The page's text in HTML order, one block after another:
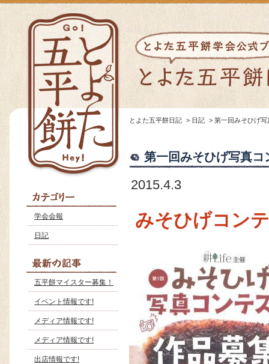
学会会報
日記
五平餅マイスター募集！
イベント情報です!
メディア情報です!
メディア情報です!
出店情報です!
とよた五平餅日記 > 日記 > 第一回みそひげ
第一回みそひげ写真
2015.4.3
みそひげコン